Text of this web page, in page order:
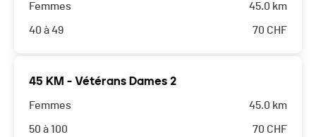
Femmes
40 à 49
45.0 km
70 CHF
45 KM - Vétérans Dames 2
Femmes
50 à 100
45.0 km
70 CHF